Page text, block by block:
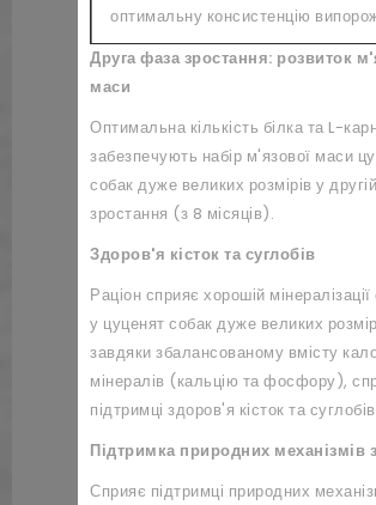
оптимальну консистенцію
Друга фаза зростання: розвиток
маси
Оптимальна кількість білка та L-
забезпечують набір м'язової маси
собак дуже великих розмірів у
зростання (з 8 місяців).
Здоров'я кісток та суглобів
Раціон сприяє хорошій
у цуценят собак дуже великих
завдяки збалансованому вмісту
мінералів (кальцію та фосфору),
підтримці здоров'я кісток та
Підтримка природних механізмів
Сприяє підтримці природних